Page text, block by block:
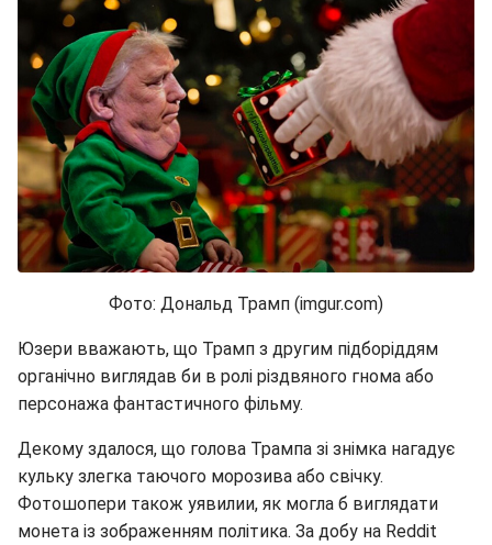
Фото: Дональд Трамп (imgur.com)
Юзери вважають, що Трамп з другим підборіддям
органічно виглядав би в ролі різдвяного гнома або
персонажа фантастичного фільму.
Декому здалося, що голова Трампа зі знімка нагадує
кульку злегка таючого морозива або свічку.
Фотошопери також уявилии, як могла б виглядати
монета із зображенням політика. За добу на Reddit